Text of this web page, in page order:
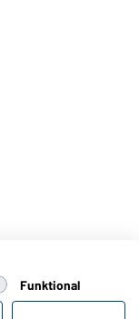
Funktional